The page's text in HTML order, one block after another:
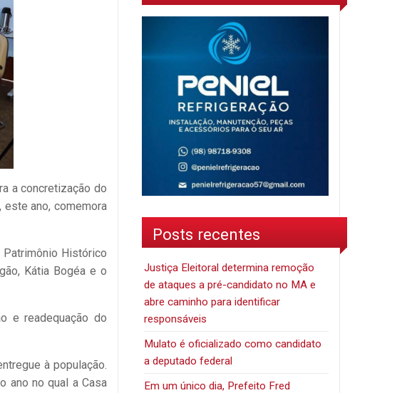
a concretização do
ano, comemora
Histórico
Kátia Bogéa e o
e readequação do
à população.
ano no qual a Casa
Posts recentes
Justiça Eleitoral determina remoção
de ataques a pré-candidato no MA e
abre caminho para identificar
responsáveis
Mulato é oficializado como candidato
a deputado federal
Em um único dia, Prefeito Fred